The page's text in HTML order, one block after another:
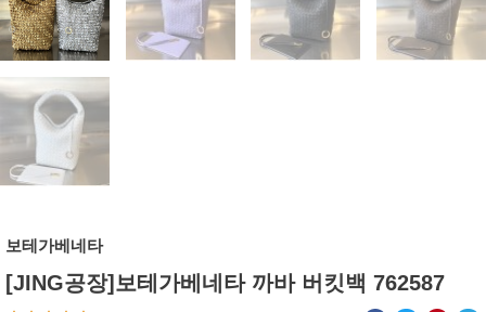
보테가베네타
[JING공장]보테가베네타 까바 버킷백 762587